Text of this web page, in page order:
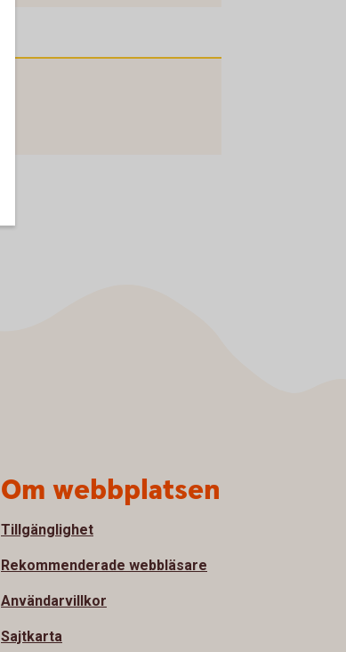
Om webbplatsen
Tillgänglighet
Rekommenderade webbläsare
Användarvillkor
Sajtkarta